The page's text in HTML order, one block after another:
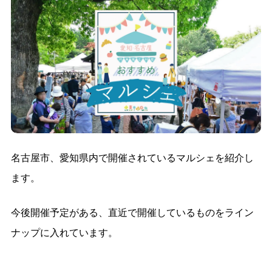
名古屋市、愛知県内で開催されているマルシェを紹介し
ます。
今後開催予定がある、直近で開催しているものをライン
ナップに入れています。